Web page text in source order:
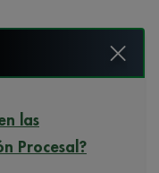
las
Procesal?